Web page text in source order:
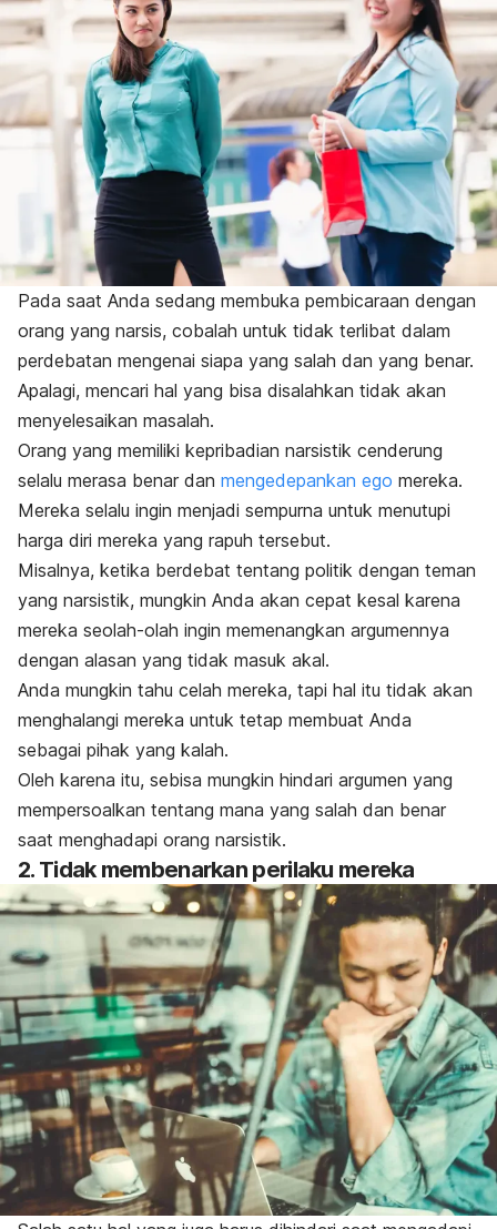
Pada saat Anda sedang membuka pembicaraan dengan
orang yang narsis, cobalah untuk tidak terlibat dalam
perdebatan mengenai siapa yang salah dan yang benar.
Apalagi, mencari hal yang bisa disalahkan tidak akan
menyelesaikan masalah.
Orang yang memiliki kepribadian narsistik cenderung
selalu merasa benar dan mengedepankan ego mereka.
Mereka selalu ingin menjadi sempurna untuk menutupi
harga diri mereka yang rapuh tersebut.
Misalnya, ketika berdebat tentang politik dengan teman
yang narsistik, mungkin Anda akan cepat kesal karena
mereka seolah-olah ingin memenangkan argumennya
dengan alasan yang tidak masuk akal.
Anda mungkin tahu celah mereka, tapi hal itu tidak akan
menghalangi mereka untuk tetap membuat Anda
sebagai pihak yang kalah.
Oleh karena itu, sebisa mungkin hindari argumen yang
mempersoalkan tentang mana yang salah dan benar
saat menghadapi orang narsistik.
2. Tidak membenarkan perilaku mereka